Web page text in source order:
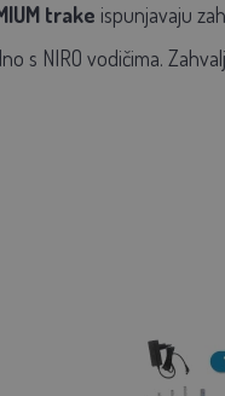
trake ispunjavaju
s NIRO vodičima.